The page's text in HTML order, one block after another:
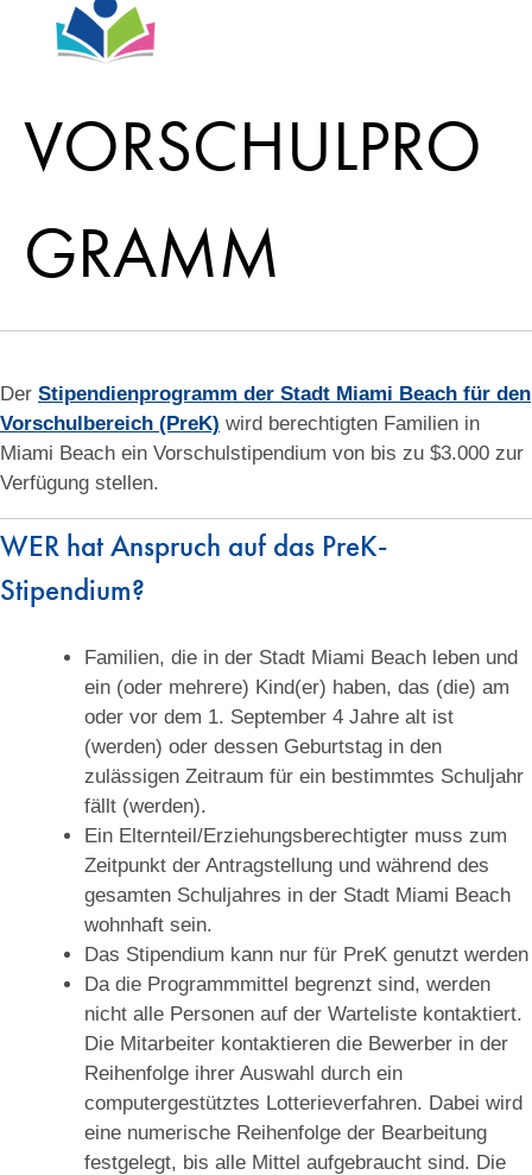
VORSCHULPRO
GRAMM
Der Stipendienprogramm der Stadt Miami Beach für den
Vorschulbereich (PreK) wird berechtigten Familien in
Miami Beach ein Vorschulstipendium von bis zu $3.000 zur
Verfügung stellen.
WER hat Anspruch auf das PreK-
Stipendium?
Familien, die in der Stadt Miami Beach leben und
ein (oder mehrere) Kind(er) haben, das (die) am
oder vor dem 1. September 4 Jahre alt ist
(werden) oder dessen Geburtstag in den
zulässigen Zeitraum für ein bestimmtes Schuljahr
fällt (werden).
Ein Elternteil/Erziehungsberechtigter muss zum
Zeitpunkt der Antragstellung und während des
gesamten Schuljahres in der Stadt Miami Beach
wohnhaft sein.
Das Stipendium kann nur für PreK genutzt werden
Da die Programmmittel begrenzt sind, werden
nicht alle Personen auf der Warteliste kontaktiert.
Die Mitarbeiter kontaktieren die Bewerber in der
Reihenfolge ihrer Auswahl durch ein
computergestütztes Lotterieverfahren. Dabei wird
eine numerische Reihenfolge der Bearbeitung
festgelegt, bis alle Mittel aufgebraucht sind. Die